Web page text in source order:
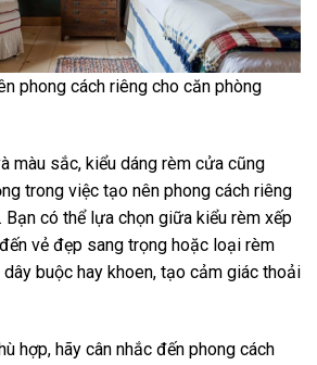
phong cách riêng cho căn phòng
màu sắc, kiểu dáng rèm cửa cũng
trong việc tạo nên phong cách riêng
Bạn có thể lựa chọn giữa kiểu rèm xếp
vẻ đẹp sang trọng hoặc loại rèm
dây buộc hay khoen, tạo cảm giác thoải
hợp, hãy cân nhắc đến phong cách